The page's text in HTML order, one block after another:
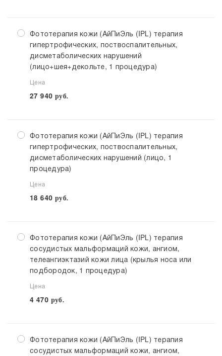
Фототерапия кожи (АйПиЭль (IPL) терапия
гипертрофических, поствоспалительных,
дисметаболических нарушений
(лицо+шея+декольте, 1 процедура)
Цена
27 940 руб.
Фототерапия кожи (АйПиЭль (IPL) терапия
гипертрофических, поствоспалительных,
дисметаболических нарушений (лицо, 1
процедура)
Цена
18 640 руб.
Фототерапия кожи (АйПиЭль (IPL) терапия
сосудистых мальформаций кожи, ангиом,
телеангиэктазий кожи лица (крылья носа или
подбородок, 1 процедура)
Цена
4 470 руб.
Фототерапия кожи (АйПиЭль (IPL) терапия
сосудистых мальформаций кожи, ангиом,